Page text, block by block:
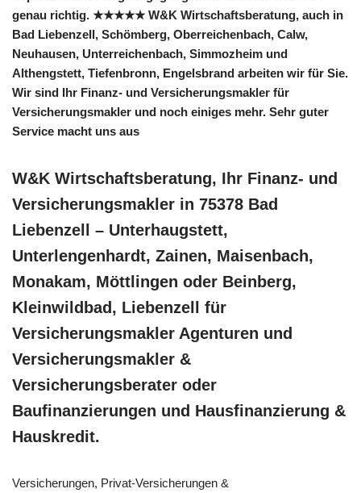
genau richtig. ★★★★★ W&K Wirtschaftsberatung, auch in
Bad Liebenzell, Schömberg, Oberreichenbach, Calw,
Neuhausen, Unterreichenbach, Simmozheim und
Althengstett, Tiefenbronn, Engelsbrand arbeiten wir für Sie.
Wir sind Ihr Finanz- und Versicherungsmakler für
Versicherungsmakler und noch einiges mehr. Sehr guter
Service macht uns aus
W&K Wirtschaftsberatung, Ihr Finanz- und
Versicherungsmakler in 75378 Bad
Liebenzell – Unterhaugstett,
Unterlengenhardt, Zainen, Maisenbach,
Monakam, Möttlingen oder Beinberg,
Kleinwildbad, Liebenzell für
Versicherungsmakler Agenturen und
Versicherungsmakler &
Versicherungsberater oder
Baufinanzierungen und Hausfinanzierung &
Hauskredit.
Versicherungen, Privat-Versicherungen &